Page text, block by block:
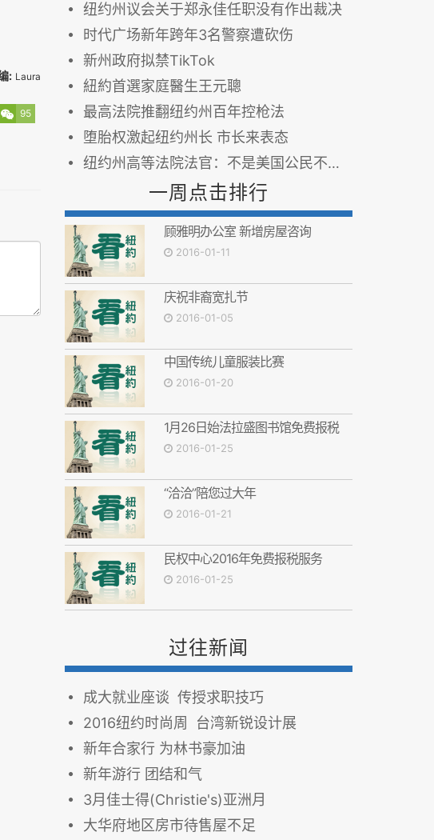
: Laura
95
纽约州议会关于郑永佳任职没有作出裁决
时代广场新年跨年3名警察遭砍伤
新州政府拟禁TikTok
紐約首選家庭醫生王元聰
最高法院推翻纽约州百年控枪法
堕胎权激起纽约州长 市长来表态
纽约州高等法院法官：不是美国公民不能投票
一周点击排行
顾雅明办公室 新增房屋咨询
2016-01-11
庆祝非裔宽扎节
2016-01-05
中国传统儿童服装比赛
2016-01-20
1月26日始法拉盛图书馆免费报税
2016-01-25
“洽洽”陪您过大年
2016-01-21
民权中心2016年免费报税服务
2016-01-25
过往新闻
成大就业座谈 传授求职技巧
2016纽约时尚周 台湾新锐设计展
新年合家行 为林书豪加油
新年游行 团结和气
3月佳士得(Christie's)亚洲月
大华府地区房市待售屋不足